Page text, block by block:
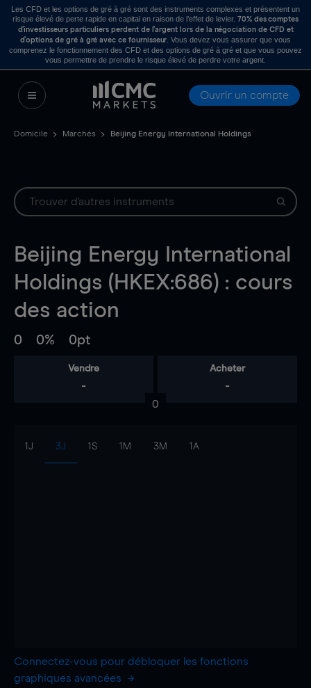
Les CFD et les options de gré à gré sont des instruments complexes et présentent un
risque élevé de perte rapide en capital en raison de l’effet de levier. 70% des comptes
d’investisseurs particuliers perdent de l’argent lors de la négociation de CFD et
d’options de gré à gré avec ce fournisseur . Vous devez vous assurer que vous
comprenez le fonctionnement des CFD et des options de gré à gré et que vous pouvez
vous permettre de prendre le risque élevé de perdre votre argent.
Ouvrir un compte
Domicile Marchés Beijing Energy International Holdings
Beijing Energy International
Holdings (HKEX:686) : cours
des action
0 0% 0pt
Vendre
-
Acheter
-
0
1J 3J 1S 1M 3M 1A
Connectez-vous pour débloquer les fonctions
graphiques avancées